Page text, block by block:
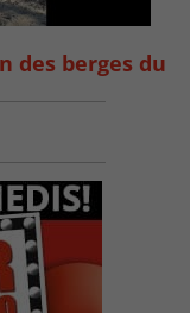
des berges du